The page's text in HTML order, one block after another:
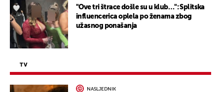
"Ove tri štrace došle su u klub…": Splitska
influencerica oplela po ženama zbog
užasnog ponašanja
TV
NASLJEDNIK